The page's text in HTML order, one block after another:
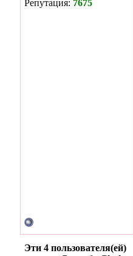
Репутация: 7675
Эти 4 пользователя(ей)